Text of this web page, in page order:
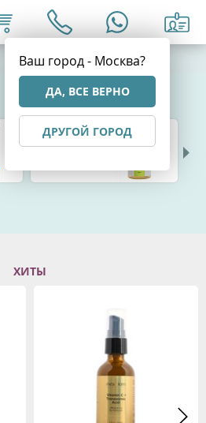
Ваш город - Москва?
ДА, ВСЕ ВЕРНО
ДРУГОЙ ГОРОД
Очищение
и
ХИТЫ